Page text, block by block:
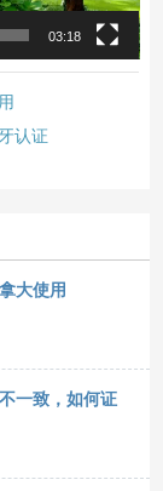
03:18
认证
大使用
一致，如何证